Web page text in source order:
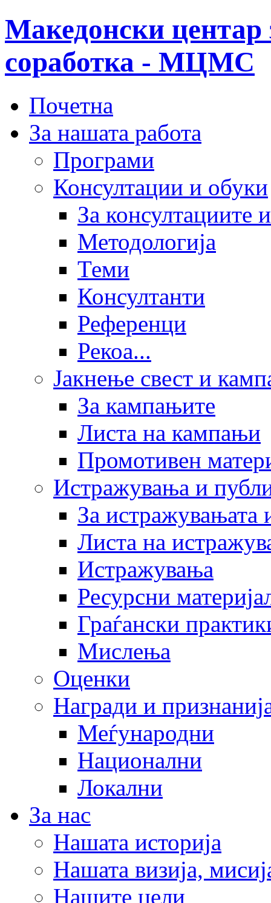
Македонски центар
соработка - МЦМС
Почетна
За нашата работа
Програми
Консултации и обуки
За консултациите
Методологија
Теми
Консултанти
Референци
Рекоа...
Јакнење свест и
За кампањите
Листа на кампањи
Промотивен
Истражувања и
За истражувањата
Листа на
Истражувања
Ресурсни
Граѓански
Мислења
Оценки
Награди и
Меѓународни
Национални
Локални
За нас
Нашата историја
Нашата визија,
Нашите цели